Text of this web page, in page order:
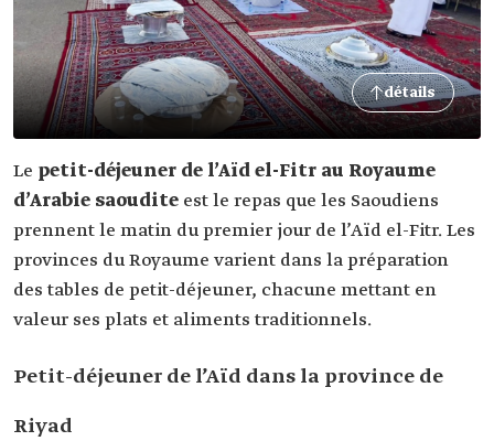
détails
Le petit-déjeuner de l’Aïd el-Fitr au Royaume
d’Arabie saoudite est le repas que les Saoudiens
prennent le matin du premier jour de l’Aïd el-Fitr. Les
provinces du Royaume varient dans la préparation
des tables de petit-déjeuner, chacune mettant en
valeur ses plats et aliments traditionnels.
Petit-déjeuner de l’Aïd dans la province de
Riyad